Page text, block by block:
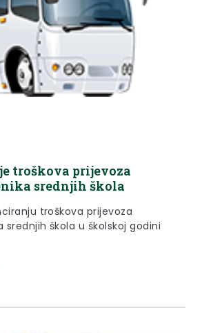
troškova prijevoza
srednjih škola
troškova prijevoza
škola u školskoj godini